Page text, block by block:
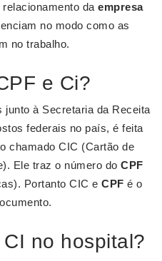
da empresa
no modo como as
no trabalho.
e Ci?
à Secretaria da Receita
federais no país, é feita
chamado CIC (Cartão de
Ele traz o número do CPF
Portanto CIC eCPF é o
no hospital?